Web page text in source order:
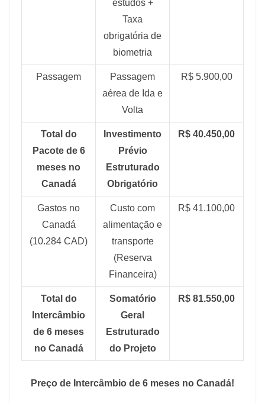
estudos +
Taxa
obrigatória de
biometria
Passagem
Passagem
aérea de Ida e
Volta
R$ 5.900,00
Total do
Pacote de 6
meses no
Canadá
Investimento
Prévio
Estruturado
Obrigatório
R$ 40.450,00
Gastos no
Canadá
(10.284 CAD)
Custo com
alimentação e
transporte
(Reserva
Financeira)
R$ 41.100,00
Total do
Intercâmbio
de 6 meses
no Canadá
Somatório
Geral
Estruturado
do Projeto
R$ 81.550,00
Preço de Intercâmbio de 6 meses no Canadá!